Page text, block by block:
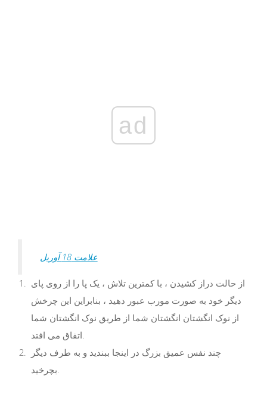
ad
علامت 18 آوریل
از حالت دراز کشیدن ، با کمترین تلاش ، یک پا را از روی پای
دیگر خود به صورت مورب عبور دهید ، بنابراین این چرخش
از نوک انگشتان انگشتان شما از طریق نوک انگشتان شما
چند نفس عمیق بزرگ در اینجا ببندید و به طرف دیگر